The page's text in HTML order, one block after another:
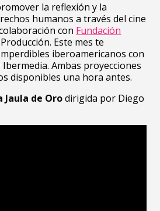
la reflexión y la
humanos a través del cine
con Fundación
Este mes te
iberoamericanos con
Ambas proyecciones
disponibles una hora antes.
Jaula de Orodirigida por Diego